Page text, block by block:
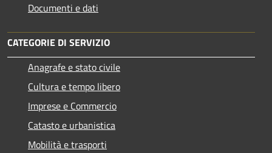
Documenti e dati
CATEGORIE DI SERVIZIO
Anagrafe e stato civile
Cultura e tempo libero
Imprese e Commercio
Catasto e urbanistica
Mobilità e trasporti